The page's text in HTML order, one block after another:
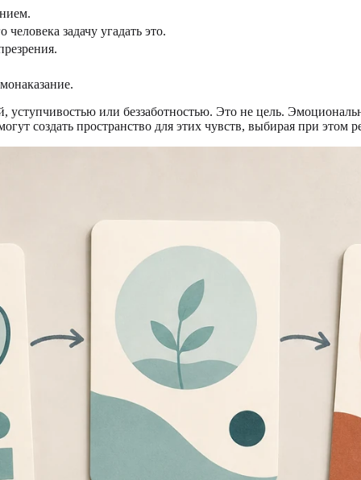
задачу угадать это.
или беззаботностью. Это не цель.
создать пространство для этих чувств, выбирая при этом